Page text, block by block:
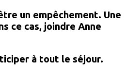
un empêchement. Une
ce cas, joindre Anne
à tout le séjour.